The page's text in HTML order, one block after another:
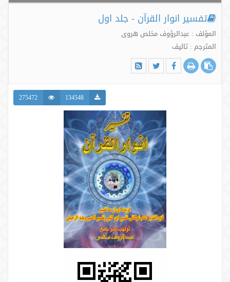
تفسیر انوار القرآن - جلد اول
المؤلف : عبدالرؤوف مخلص هروی
المترجم : تالیف
134548
275472